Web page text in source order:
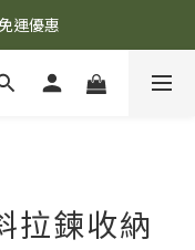
查看最新優惠！
運優惠
查看最新優惠！
拉鍊收納